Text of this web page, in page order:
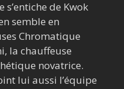
de Kwok
semble en
Chromatique
la chauffeuse
novatrice.
lui aussi l’équipe